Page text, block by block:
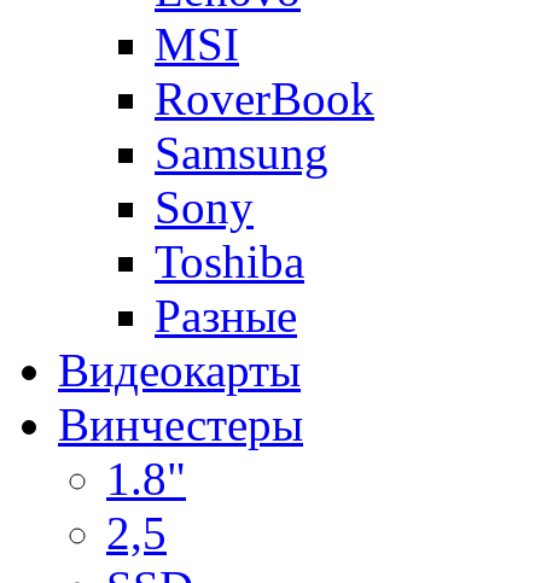
MSI
RoverBook
Samsung
Sony
Toshiba
Разные
Видеокарты
Винчестеры
1.8"
2,5